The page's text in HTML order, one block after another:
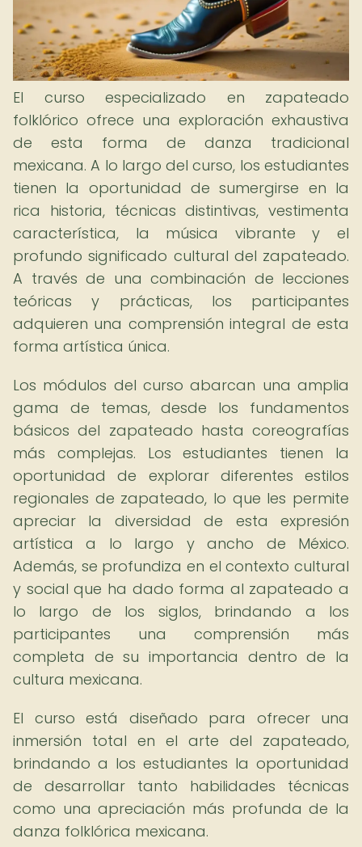
El curso especializado en zapateado
folklórico ofrece una exploración exhaustiva
de esta forma de danza tradicional
mexicana. A lo largo del curso, los estudiantes
tienen la oportunidad de sumergirse en la
rica historia, técnicas distintivas, vestimenta
característica, la música vibrante y el
profundo significado cultural del zapateado.
A través de una combinación de lecciones
teóricas y prácticas, los participantes
adquieren una comprensión integral de esta
forma artística única.
Los módulos del curso abarcan una amplia
gama de temas, desde los fundamentos
básicos del zapateado hasta coreografías
más complejas. Los estudiantes tienen la
oportunidad de explorar diferentes estilos
regionales de zapateado, lo que les permite
apreciar la diversidad de esta expresión
artística a lo largo y ancho de México.
Además, se profundiza en el contexto cultural
y social que ha dado forma al zapateado a
lo largo de los siglos, brindando a los
participantes una comprensión más
completa de su importancia dentro de la
cultura mexicana.
El curso está diseñado para ofrecer una
inmersión total en el arte del zapateado,
brindando a los estudiantes la oportunidad
de desarrollar tanto habilidades técnicas
como una apreciación más profunda de la
danza folklórica mexicana.